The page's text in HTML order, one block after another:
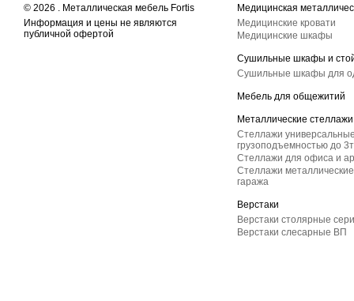
© 2026 . Металлическая мебель Fortis
Информация и цены не являются
публичной офертой
Медицинская
Медицинские кровати
Медицинские шкафы
Сушильные шкафы и
Сушильные шкафы для
Мебель для общежитий
Металлические стеллажи
Стеллажи
грузоподъемностью до
Стеллажи для офиса и
Стеллажи
гаража
Верстаки
Верстаки столярные
Верстаки слесарные ВП